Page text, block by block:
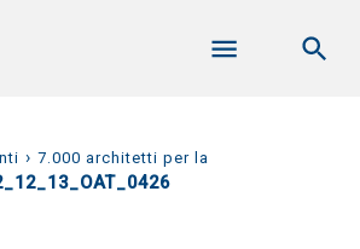
› 7.000 architetti per la